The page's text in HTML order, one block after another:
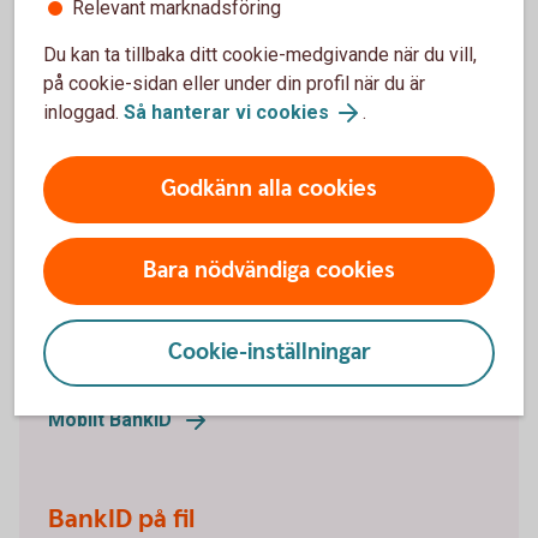
Vill du beställa ett BankID
online?
Mobilt BankID
Mobilt BankID har du på din mobil. Läs om hur du
beställer Mobilt BankID och ta del av frågor och svar.
Mobilt BankID
BankID på fil
Relevant marknadsföring
Du kan ta tillbaka ditt cookie-medgivande när du vill,
på cookie-sidan eller under din profil när du är
inloggad. Så hanterar vi cookies .
Godkänn alla cookies
Bara nödvändiga cookies
Cookie-inställningar